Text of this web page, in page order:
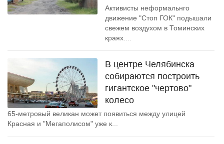
Активисты неформальнго
движение "Стоп ГОК" подышали
свежем воздухом в Томинских
краях....
В центре Челябинска
собираются построить
гигантское "чертово"
колесо
65-метровый великан может появиться между улицей
Красная и "Мегаполисом" уже к...